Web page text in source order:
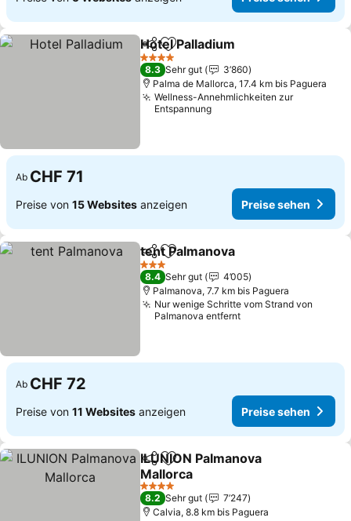
TeilenZu Favoriten hinzufügen
Hotel Palladium
4 Sterne
8.3 Sehr gut
3’860
Palma de Mallorca, 17.4 km bis Paguera
Wellness-Annehmlichkeiten zur
Entspannung
Ab CHF 71
Preise von 15 Websites anzeigen Preise sehen
TeilenZu Favoriten hinzufügen
tent Palmanova
3 Sterne
8.4 Sehr gut
4’005
Palmanova, 7.7 km bis Paguera
Nur wenige Schritte vom Strand von
Palmanova entfernt
Ab CHF 72
Preise von 11 Websites anzeigen Preise sehen
TeilenZu Favoriten hinzufügen
ILUNION Palmanova
Mallorca
4 Sterne
8.2 Sehr gut
7’247
Calvia, 8.8 km bis Paguera